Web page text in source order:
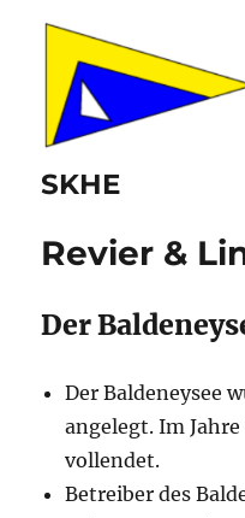
SKHE
Revier &
Der
Der Baldeneysee
angelegt. Im
vollendet.
Betreiber des